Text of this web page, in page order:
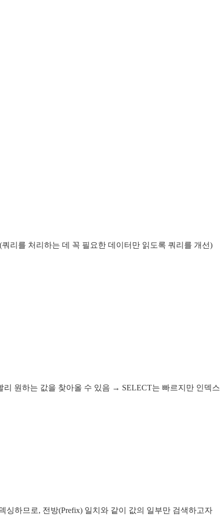
리를 처리하는 데 꼭 필요한 데이터만 읽도록 쿼리를 개선)
원하는 값을 찾아올 수 있음 → SELECT는 빠르지만 인덱스
하므로, 전방(Prefix) 일치와 같이 값의 일부만 검색하고자